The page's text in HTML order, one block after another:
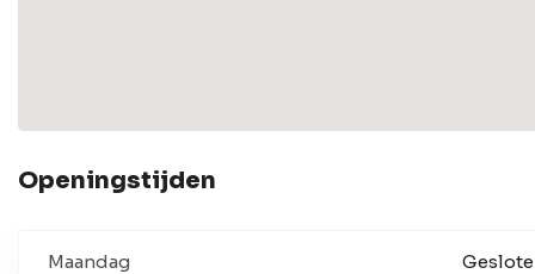
Openingstijden
Maandag